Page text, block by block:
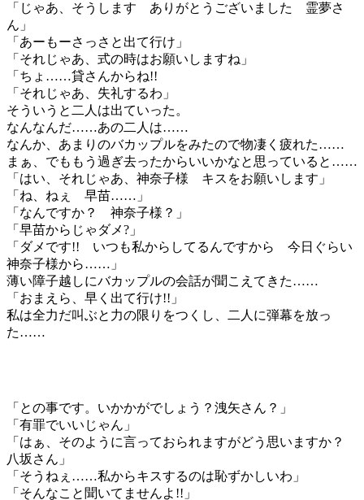
「じゃあ、そうします ありがとうございました 霊夢さ
ん」
「あーもーさっさと出て行け」
「それじゃあ、式の時はお願いしますね」
「ちょ……貸さんからね!!
「それじゃあ、失礼するわ」
そういうと二人は出ていった。
なんなんだ……あの二人は……
なんか、あまりのバカップルをみたので物凄く疲れた……
まぁ、でももう過ぎ去ったからいいかなと思っていると……
「はい、それじゃあ、神奈子様 キスをお願いします」
「ね、ねぇ 早苗……」
「なんですか？ 神奈子様？」
「早苗からじゃダメ?」
「ダメです!! いつも私からしてるんですから 今日ぐらい
神奈子様から……」
薄い障子越しにバカップルの会話が聞こえてきた……
「おまえら、早く出て行け!!」
私は全力だ叫ぶと力の限りをつくし、二人に弾幕を放っ
た……
「との事です。いかかがでしょう？洩矢さん？」
「有罪でいいじゃん」
「はぁ、そのように言っておられますがどう思いますか？
八坂さん」
「そうねぇ……私からキスするのは恥ずかしいわ」
「そんなこと聞いてませんよ!!」